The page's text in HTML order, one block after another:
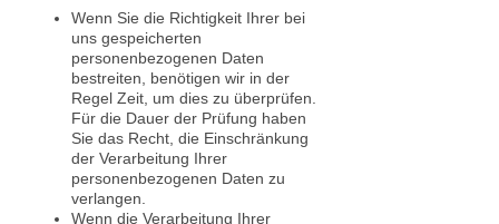
Wenn Sie die Richtigkeit Ihrer bei
uns gespeicherten
personenbezogenen Daten
bestreiten, benötigen wir in der
Regel Zeit, um dies zu überprüfen.
Für die Dauer der Prüfung haben
Sie das Recht, die Einschränkung
der Verarbeitung Ihrer
personenbezogenen Daten zu
verlangen.
Wenn die Verarbeitung Ihrer